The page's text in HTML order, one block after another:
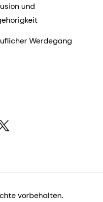
und
Werdegang
vorbehalten.